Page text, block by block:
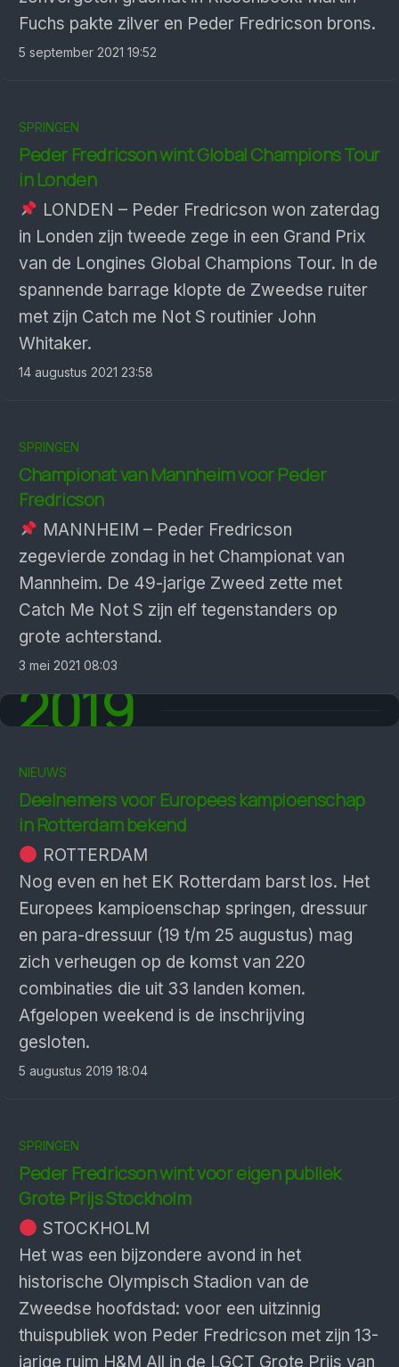
Fuchs pakte zilver en Peder Fredricson brons.
5 september 2021 19:52
SPRINGEN
Peder Fredricson wint Global Champions Tour
in Londen
LONDEN – Peder Fredricson won zaterdag
in Londen zijn tweede zege in een Grand Prix
van de Longines Global Champions Tour. In de
spannende barrage klopte de Zweedse ruiter
met zijn Catch me Not S routinier John
Whitaker.
14 augustus 2021 23:58
SPRINGEN
Championat van Mannheim voor Peder
Fredricson
MANNHEIM – Peder Fredricson
zegevierde zondag in het Championat van
Mannheim. De 49-jarige Zweed zette met
Catch Me Not S zijn elf tegenstanders op
grote achterstand.
3 mei 2021 08:03
2019
NIEUWS
Deelnemers voor Europees kampioenschap
in Rotterdam bekend
ROTTERDAM
Nog even en het EK Rotterdam barst los. Het
Europees kampioenschap springen, dressuur
en para-dressuur (19 t/m 25 augustus) mag
zich verheugen op de komst van 220
combinaties die uit 33 landen komen.
Afgelopen weekend is de inschrijving
gesloten.
5 augustus 2019 18:04
SPRINGEN
Peder Fredricson wint voor eigen publiek
Grote Prijs Stockholm
STOCKHOLM
Het was een bijzondere avond in het
historische Olympisch Stadion van de
Zweedse hoofdstad: voor een uitzinnig
thuispubliek won Peder Fredricson met zijn 13-
jarige ruim H&M All in de LGCT Grote Prijs van